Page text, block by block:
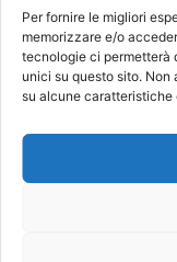
Per fornire le migliori
memorizzare e/o
tecnologie ci permetterà
unici su questo sito.
su alcune caratteristiche